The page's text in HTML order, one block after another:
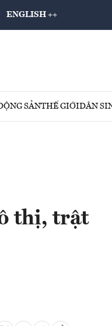
ENGLISH ++
SẢNTHẾ GIỚIDÂN
thị, trật